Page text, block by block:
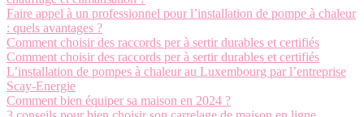
Faire appel à un professionnel pour l’installation de pompe à chaleur
: quels avantages ?
Comment choisir des raccords per à sertir durables et certifiés
Comment choisir des raccords per à sertir durables et certifiés
L’installation de pompes à chaleur au Luxembourg par l’entreprise
Scay-Energie
Comment bien équiper sa maison en 2024 ?